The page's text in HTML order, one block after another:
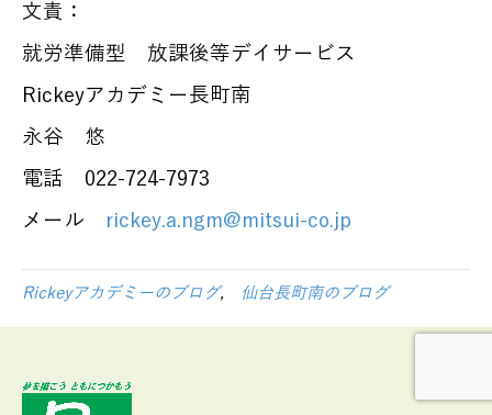
文責：
就労準備型 放課後等デイサービス
Rickeyアカデミー長町南
永谷 悠
電話 022-724-7973
メール rickey.a.ngm@mitsui-co.jp
Rickeyアカデミーのブログ, 仙台長町南のブログ